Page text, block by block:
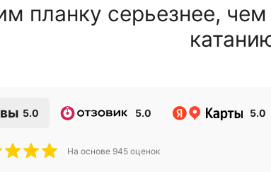
планку серьезнее,
5.0 5.0 5.0
На основе 945 оценок